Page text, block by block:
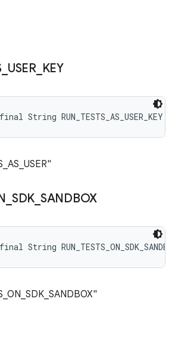
USER_ KEY
String RUN_TESTS_AS_USER_KEY
SDK SANDBOX